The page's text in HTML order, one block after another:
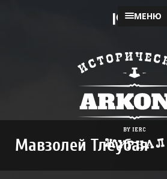
МЕНЮ
Мавзолей Тлеубая